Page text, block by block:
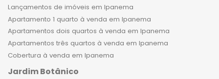
Lançamentos de imóveis em Ipanema
Apartamento 1 quarto à venda em Ipanema
Apartamentos dois quartos à venda em Ipanema
Apartamentos três quartos à venda em Ipanema
Cobertura à venda em Ipanema
Jardim Botânico